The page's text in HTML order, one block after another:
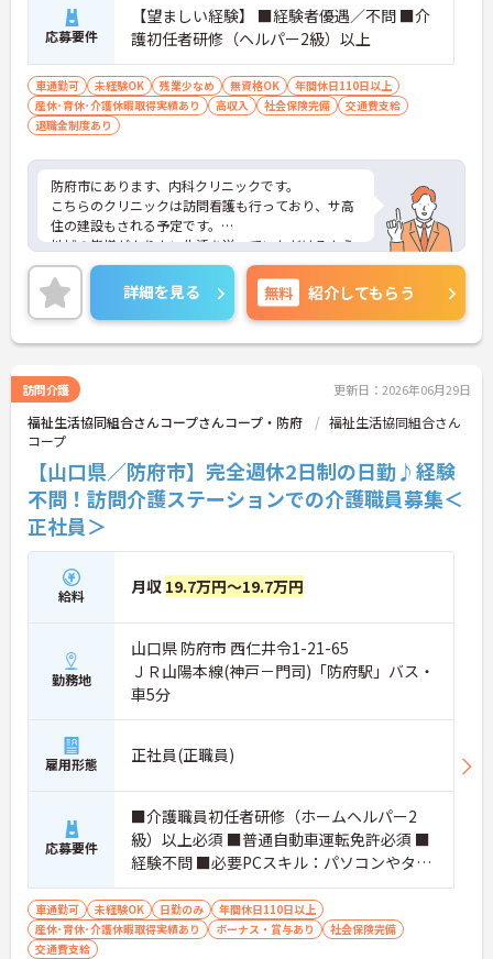
応募要件
【望ましい経験】 ■経験者優遇／不問 ■介
護初任者研修（ヘルパー2級）以上
車通勤可 未経験OK 残業少なめ 無資格OK
年間休日110日以上
産休･育休･介護休暇取得実績あり
高収入 社会保険完備
交通費支給
退職金制度あり
防府市にあります、内科クリニックです。
こちらのクリニックは訪問看護も行っており、サ高
住の建設もされる予定です。
地域の皆様がよりよい生活を送っていただけるよう
に、医療の充実を図られております。
気になる方はお問い合わせ下さいませ！！
詳細を見る 無料 紹介してもらう
訪問介護 更新日：2026年06月29日
福祉生活協同組合さんコープさんコープ・防府
福祉生活協同組合さん
コープ
【山口県／防府市】完全週休2日制の日勤♪経験
不問！訪問介護ステーションでの介護職員募集＜
正社員＞
給料 月収 19.7万円～19.7万円
勤務地
山口県 防府市 西仁井令1-21-65
ＪＲ山陽本線(神戸－門司)「防府駅」バス・
車5分
雇用形態 正社員(正職員)
応募要件
■介護職員初任者研修（ホームヘルパー2
級）以上必須 ■普通自動車運転免許必須 ■
経験不問 ■必要PCスキル：パソコンやタブ
レットへの入力操作
車通勤可 未経験OK 日勤のみ
年間休日110日以上
産休･育休･介護休暇取得実績あり
ボーナス・賞与あり
社会保険完備
交通費支給